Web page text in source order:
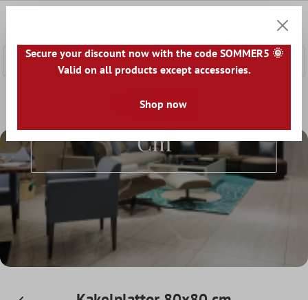
Kakelplattor efter storlek
Kakelplattor 80x80
Cm
Secure your discount now with the code SOMMER5 🌞
Valid on all products except accessories.
Shop now